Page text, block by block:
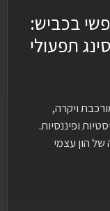
בכביש:
תפעולי
ויקרה,
ופיננסיות.
הון עצמי